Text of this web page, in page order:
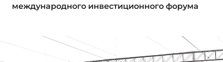
международного инвестиционного форума